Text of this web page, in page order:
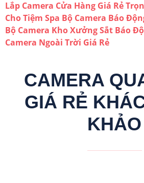
Lắp Camera Cửa Hàng Giá Rẻ
Cho Tiệm Spa Bộ Camera Báo
Bộ Camera Kho Xưởng Sắt Báo
Camera Ngoài Trời Giá Rẻ
CAMERA
GIÁ RẺ
KHẢO